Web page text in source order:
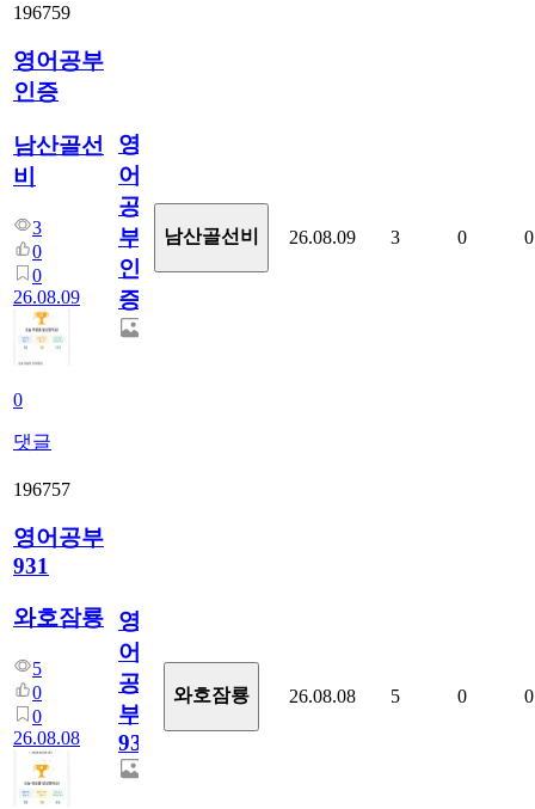
196759
영어공부
인증
남산골선
비
3
0
0
26.08.09
0
댓글
영
어
공
부
인
증
남산골선비 26.08.09 3 0 0
196757
영어공부
931
와호잠룡
5
0
0
26.08.08
영
어
공
부
931
와호잠룡 26.08.08 5 0 0